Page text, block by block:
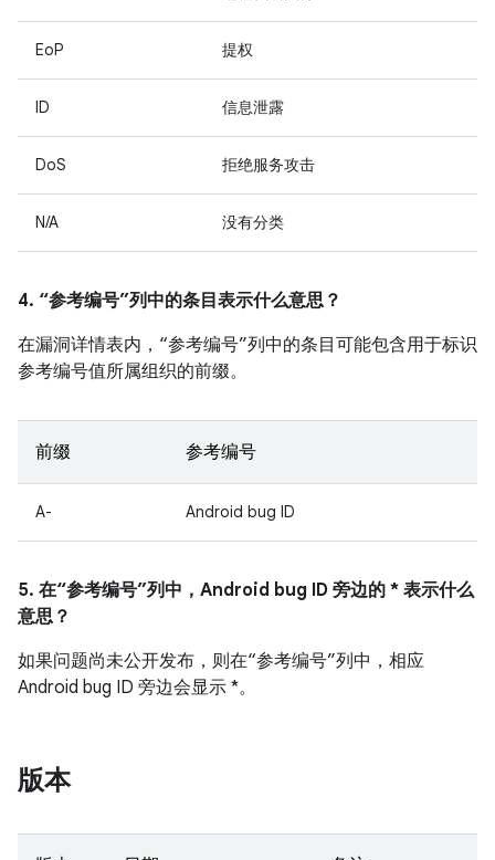
EoP 提权
ID 信息泄露
DoS 拒绝服务攻击
N/A 没有分类
4. “参考编号”列中的条目表示什么意思？
在漏洞详情表内，“参考编号”列中的条目可能包含用于标识
参考编号值所属组织的前缀。
前缀 参考编号
A- Android bug ID
5. 在“参考编号”列中，Android bug ID 旁边的 * 表示什么
意思？
如果问题尚未公开发布，则在“参考编号”列中，相应
Android bug ID 旁边会显示 *。
版本